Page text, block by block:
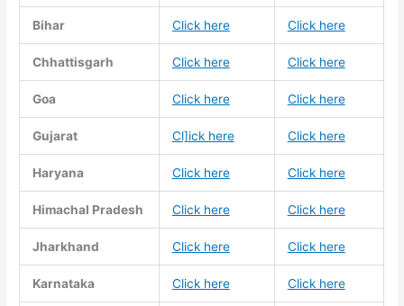
Bihar Click here Click here
Chhattisgarh Click here Click here
Goa Click here Click here
Gujarat Cl]ick here Click here
Haryana Click here Click here
Himachal Pradesh Click here Click here
Jharkhand Click here Click here
Karnataka Click here Click here